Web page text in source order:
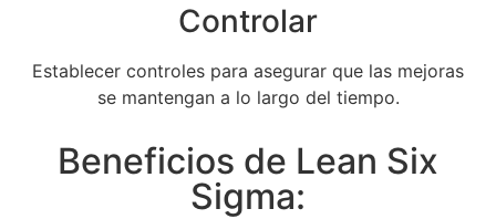
Controlar
Establecer controles para asegurar que las mejoras
se mantengan a lo largo del tiempo.
Beneficios de Lean Six
Sigma: